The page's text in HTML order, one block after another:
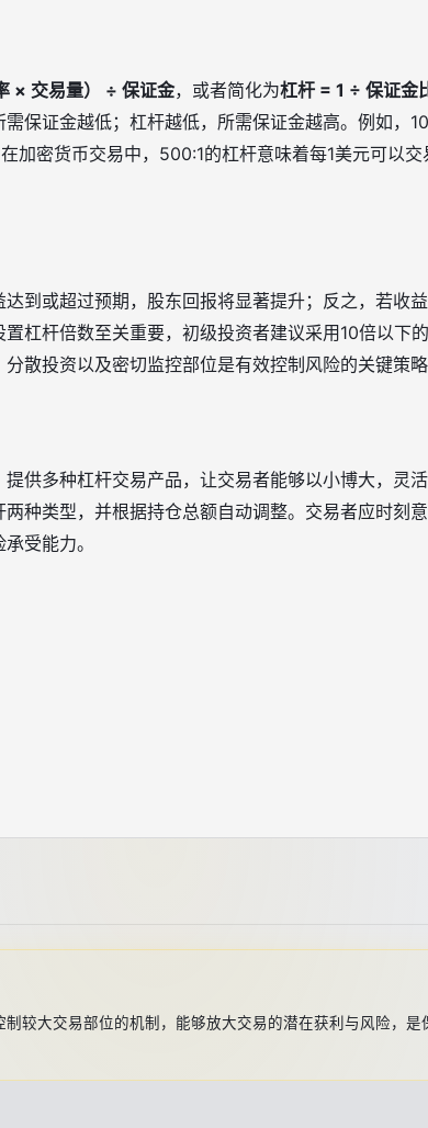
× 交易量） ÷ 保证金，或者简化为杠杆 = 1 ÷ 保证金
保证金越低；杠杆越低，所需保证金越高。例如，
加密货币交易中，500:1的杠杆意味着每1美元可以
到或超过预期，股东回报将显著提升；反之，若收益
杠杆倍数至关重要，初级投资者建议采用10倍以下
散投资以及密切监控部位是有效控制风险的关键策略
供多种杠杆交易产品，让交易者能够以小博大，灵
种类型，并根据持仓总额自动调整。交易者应时刻
受能力。
较大交易部位的机制，能够放大交易的潜在获利与风险，是